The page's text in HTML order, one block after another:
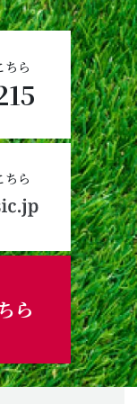
ちら
ちら
ら